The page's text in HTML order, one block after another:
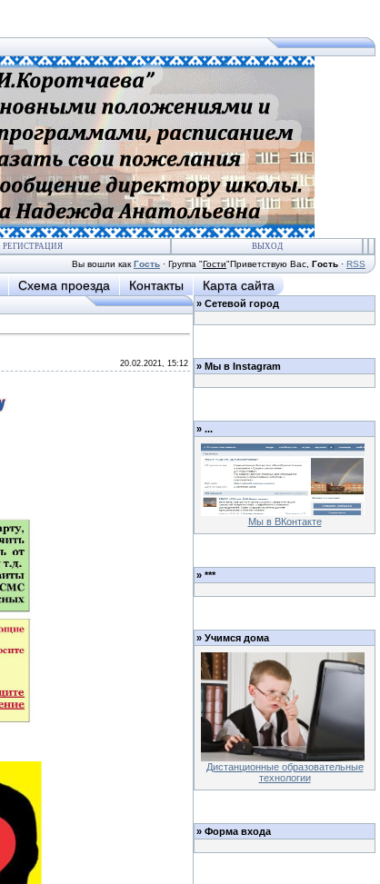
РЕГИСТРАЦИЯ ВЫХОД
Вы вошли как Гость · Группа "Гости"Приветствую Вас Гость · RSS
Схема проезда Контакты Карта сайта
20.02.2021, 15:12
» Сетевой город
» Мы в Instagram
» ...
Мы в ВКонтакте
» ***
» Учимся дома
Дистанционные образовательные
технологии
» Форма входа